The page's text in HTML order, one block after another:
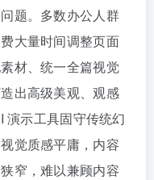
题。多数办公人群
大量时间调整页面
材、统一全篇视觉
出高级美观、观感
演示工具固守传统幻
觉质感平庸，内容
窄，难以兼顾内容